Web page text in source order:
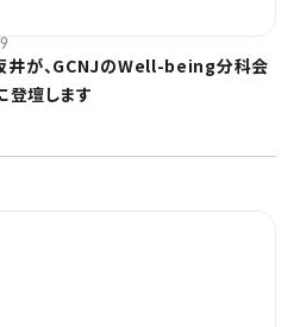
井が、GCNJのWell-being分科会
登壇します